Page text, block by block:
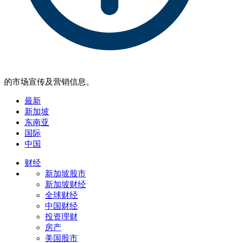
的市场宣传及营销信息。
最新
新加坡
东南亚
国际
中国
财经
新加坡股市
新加坡财经
全球财经
中国财经
投资理财
房产
美国股市